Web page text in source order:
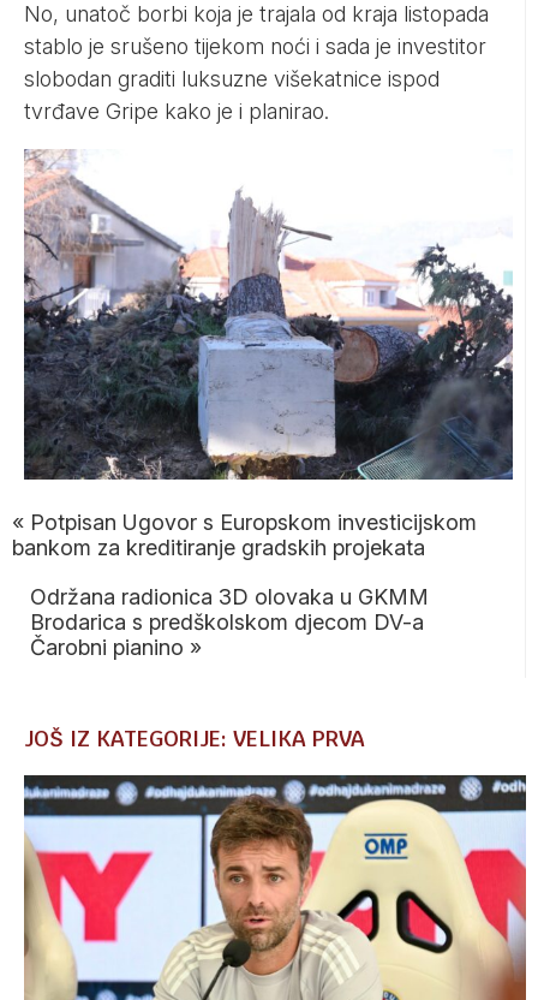
No, unatoč borbi koja je trajala od kraja listopada
stablo je srušeno tijekom noći i sada je investitor
slobodan graditi luksuzne višekatnice ispod
tvrđave Gripe kako je i planirao.
« Potpisan Ugovor s Europskom investicijskom
bankom za kreditiranje gradskih projekata
Održana radionica 3D olovaka u GKMM
Brodarica s predškolskom djecom DV-a
Čarobni pianino »
JOŠ IZ KATEGORIJE: VELIKA PRVA